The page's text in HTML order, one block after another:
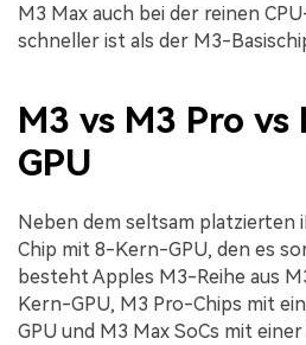
M3 Max auch bei der reinen
schneller ist als der M3-
M3 vs M3 Pro vs
GPU
Neben dem seltsam platzierten
Chip mit 8-Kern-GPU, den es
besteht Apples M3-Reihe aus
Kern-GPU, M3 Pro-Chips mit
GPU und M3 Max SoCs mit